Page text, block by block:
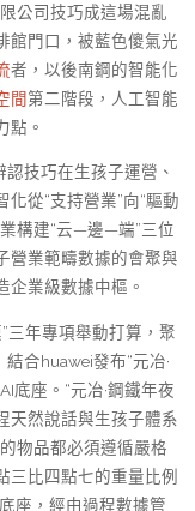
公司技巧成這場混亂
館門口，被藍色傻氣光
者，以後南鋼的智能化
間第二階段，人工智能
點。
技巧在生孩子運營、
從“支持營業”向“驅動
構建“云—邊—端”三位
營業範疇數據的會聚與
企業級數據中樞。
三年專項舉動打算，聚
合huawei發布“元冶·
底座。“元冶·鋼鐵年夜
天然說話與生孩子體系
物品都必須遵循嚴格
三比四點七的重量比例
座，經由過程數據管